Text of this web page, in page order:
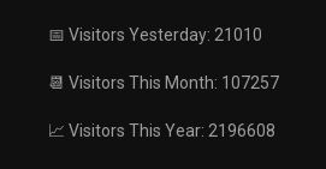
📅 Visitors Yesterday: 21010
📆 Visitors This Month: 107257
📈 Visitors This Year: 2196608